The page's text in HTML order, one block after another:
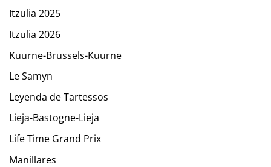
Itzulia 2025
Itzulia 2026
Kuurne-Brussels-Kuurne
Le Samyn
Leyenda de Tartessos
Lieja-Bastogne-Lieja
Life Time Grand Prix
Manillares